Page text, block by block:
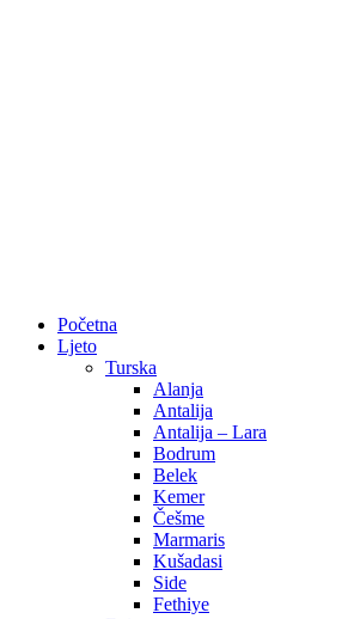
Početna
Ljeto
Turska
Alanja
Antalija
Antalija – Lara
Bodrum
Belek
Kemer
Češme
Marmaris
Kušadasi
Side
Fethiye